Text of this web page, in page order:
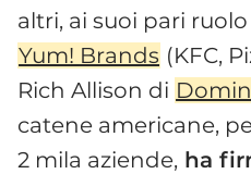
altri, ai suoi pari
Yum! Brands (KFC,
Rich Allison di
catene americane,
2 mila aziende, ha